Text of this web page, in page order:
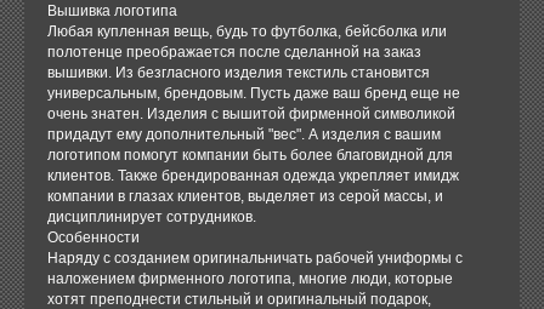
Вышивка логотипа
Любая купленная вещь, будь то футболка, бейсболка или
полотенце преображается после сделанной на заказ
вышивки. Из безгласного изделия текстиль становится
универсальным, брендовым. Пусть даже ваш бренд еще не
очень знатен. Изделия с вышитой фирменной символикой
придадут ему дополнительный "вес". А изделия с вашим
логотипом помогут компании быть более благовидной для
клиентов. Также брендированная одежда укрепляет имидж
компании в глазах клиентов, выделяет из серой массы, и
дисциплинирует сотрудников.
Особенности
Наряду с созданием оригинальничать рабочей униформы с
наложением фирменного логотипа, многие люди, которые
хотят преподнести стильный и оригинальный подарок,